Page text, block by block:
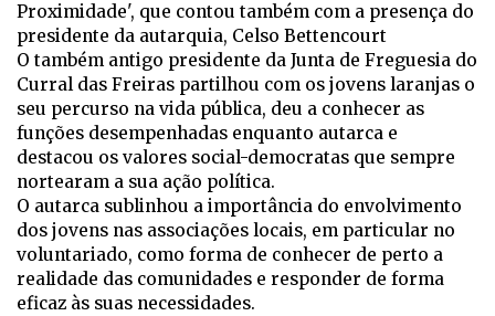
Proximidade', que contou também com a presença do
presidente da autarquia, Celso Bettencourt
O também antigo presidente da Junta de Freguesia do
Curral das Freiras partilhou com os jovens laranjas o
seu percurso na vida pública, deu a conhecer as
funções desempenhadas enquanto autarca e
destacou os valores social-democratas que sempre
nortearam a sua ação política.
O autarca sublinhou a importância do envolvimento
dos jovens nas associações locais, em particular no
voluntariado, como forma de conhecer de perto a
realidade das comunidades e responder de forma
eficaz às suas necessidades.